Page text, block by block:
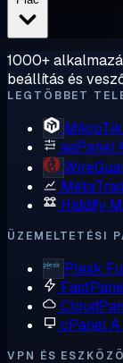
1000+
beállítás és
LEGTÖBBET
aaPanel
Hiddify
ÜZEMELTETÉSI
Plesk
cPanel
VPN ÉS